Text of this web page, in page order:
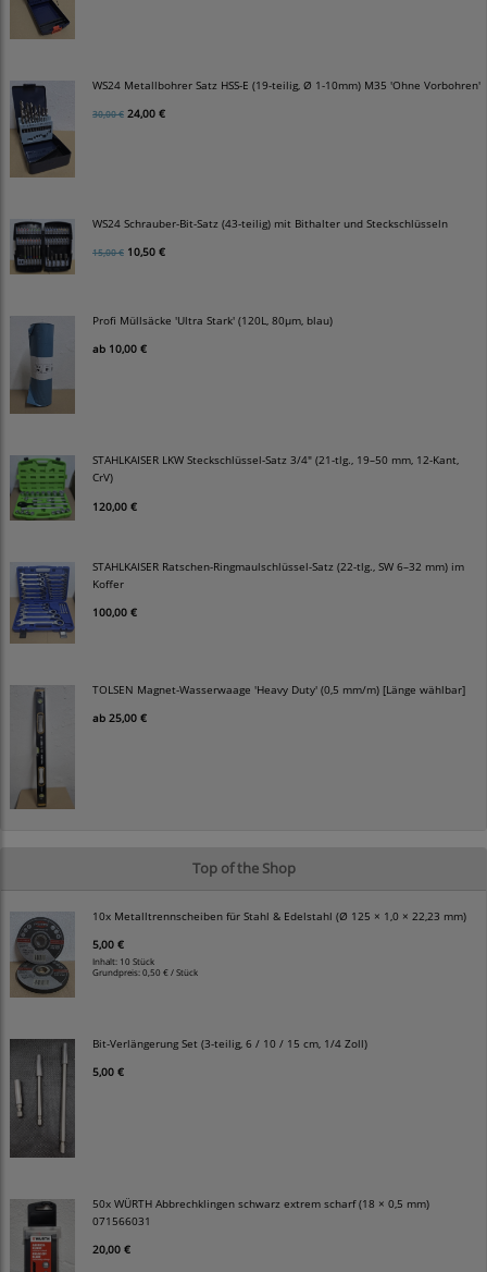
WS24 Metallbohrer Satz HSS-E (19-teilig, Ø 1-10mm) M35 'Ohne Vorbohren'
30,00 € 24,00 €
WS24 Schrauber-Bit-Satz (43-teilig) mit Bithalter und Steckschlüsseln
15,00 € 10,50 €
Profi Müllsäcke 'Ultra Stark' (120L, 80µm, blau)
ab 10,00 €
STAHLKAISER LKW Steckschlüssel-Satz 3/4" (21-tlg., 19–50 mm, 12-Kant,
CrV)
120,00 €
STAHLKAISER Ratschen-Ringmaulschlüssel-Satz (22-tlg., SW 6–32 mm) im
Koffer
100,00 €
TOLSEN Magnet-Wasserwaage 'Heavy Duty' (0,5 mm/m) [Länge wählbar]
ab 25,00 €
Top of the Shop
10x Metalltrennscheiben für Stahl & Edelstahl (Ø 125 × 1,0 × 22,23 mm)
5,00 €
Inhalt: 10 Stück
Grundpreis:0,50 € / Stück
Bit-Verlängerung Set (3-teilig, 6 / 10 / 15 cm, 1/4 Zoll)
5,00 €
50x WÜRTH Abbrechklingen schwarz extrem scharf (18 × 0,5 mm)
071566031
20,00 €